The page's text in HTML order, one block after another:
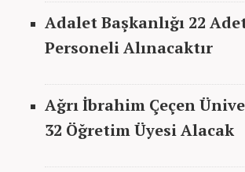
AdaletBaşkanlığı 22
Personeli Alınacaktır
Ağrı İbrahim Çeçen
32 Öğretim Üyesi Alacak